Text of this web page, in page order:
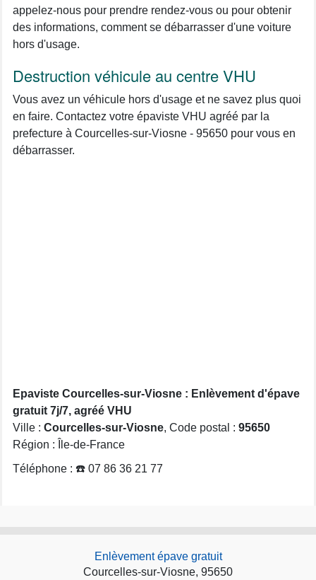
appelez-nous pour prendre rendez-vous ou pour obtenir
des informations, comment se débarrasser d'une voiture
hors d'usage.
Destruction véhicule au centre VHU
Vous avez un véhicule hors d'usage et ne savez plus quoi
en faire. Contactez votre épaviste VHU agréé par la
prefecture à Courcelles-sur-Viosne - 95650 pour vous en
débarrasser.
Epaviste Courcelles-sur-Viosne : Enlèvement d'épave
gratuit 7j/7, agréé VHU
Ville : Courcelles-sur-Viosne, Code postal : 95650
Région : Île-de-France
Téléphone : ☎️ 07 86 36 21 77
Enlèvement épave gratuit
Courcelles-sur-Viosne, 95650